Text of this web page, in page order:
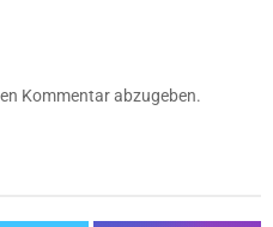
Kommentar abzugeben.